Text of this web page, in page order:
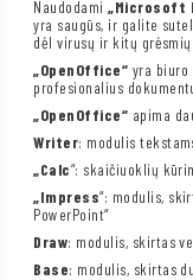
Naudodami„Microsoft
yra saugūs, ir galite
dėl virusų ir kitų grėsmių.
„OpenOffice“ yra
profesionalius
„OpenOffice“ apima
Writer: modulis
„Calc“: skaičiuoklių
„Impress“: modulis,
PowerPoint“
Draw: modulis, skirtas
Base: modulis, skirtas